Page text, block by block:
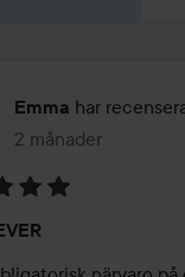
Emma har
2 månader
Inlägget skapades 2